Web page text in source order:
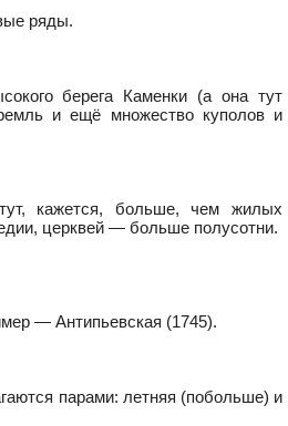
ряды.
берега Каменки (а она тут
и ещё множество куполов и
кажется, больше, чем жилых
церквей — больше полусотни.
— Антипьевская (1745).
парами: летняя (побольше) и